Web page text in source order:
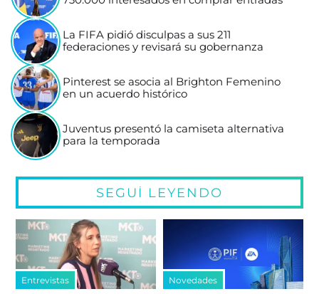
La FIFA pidió disculpas a sus 211
federaciones y revisará su gobernanza
Pinterest se asocia al Brighton Femenino
en un acuerdo histórico
Juventus presentó la camiseta alternativa
para la temporada
SEGUÍ LEYENDO
Entrevistas Novedades